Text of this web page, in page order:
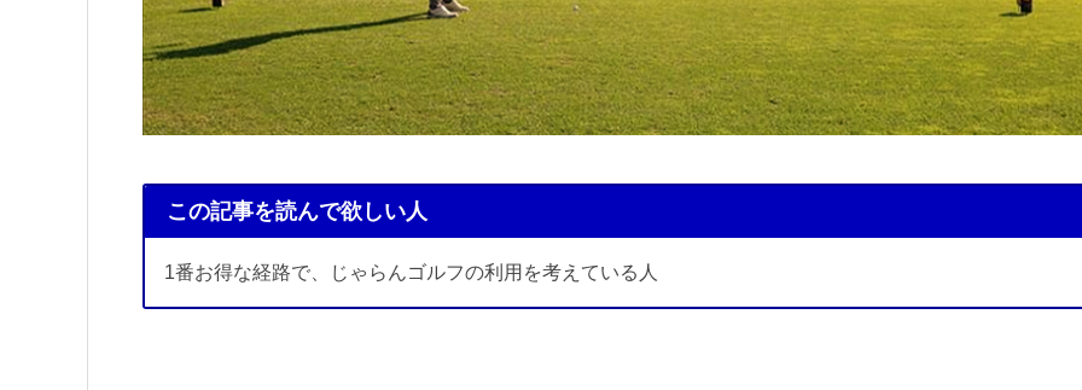
この記事を読んで欲しい人
1番お得な経路で、じゃらんゴルフの利用を考えている人